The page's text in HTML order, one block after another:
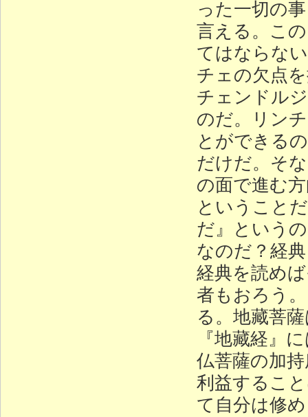
った一切の
言える。こ
てはならな
チェの欠点
チェンドル
のだ。リン
とができる
だけだ。そ
の面で進む
ということ
だ』という
なのだ？経
経典を読め
者もおろう
る。地藏菩
『地藏経』
仏菩薩の加
利益するこ
て自分は修